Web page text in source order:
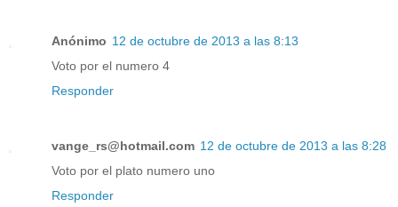
Anónimo 12 de octubre de 2013 a las 8:13
Voto por el numero 4
Responder
vange_rs@hotmail.com 12 de octubre de 2013 a las 8:28
Voto por el plato numero uno
Responder